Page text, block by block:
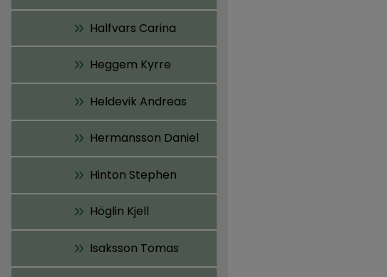
Halfvars Carina
Heggem Kyrre
Heldevik Andreas
Hermansson Daniel
Hinton Stephen
Höglin Kjell
Isaksson Tomas